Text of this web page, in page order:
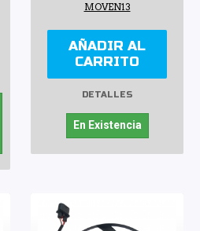
MOVEN13
AÑADIR AL
CARRITO
DETALLES
En Existencia